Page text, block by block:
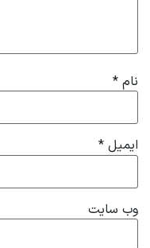
نام *
ایمیل *
وب‌ سایت